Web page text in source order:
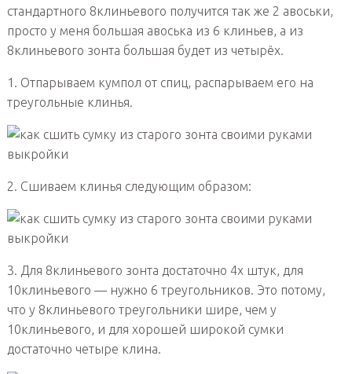
стандартного 8клиньевого получится так же 2 авоськи,
просто у меня большая авоська из 6 клиньев, а из
8клиньевого зонта большая будет из четырёх.
1. Отпарываем кумпол от спиц, распарываем его на
треугольные клинья.
2. Сшиваем клинья следующим образом:
3. Для 8клиньевого зонта достаточно 4х штук, для
10клиньевого — нужно 6 треугольников. Это потому,
что у 8клиньевого треугольники шире, чем у
10клиньевого, и для хорошей широкой сумки
достаточно четыре клина.